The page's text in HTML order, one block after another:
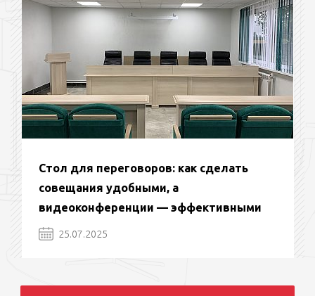
Стол для переговоров: как сделать
совещания удобными, а
видеоконференции — эффективными
25.07.2025